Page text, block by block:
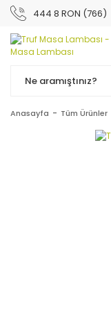
444 8 RON (766)
Anasayfa Tüm Ürünler